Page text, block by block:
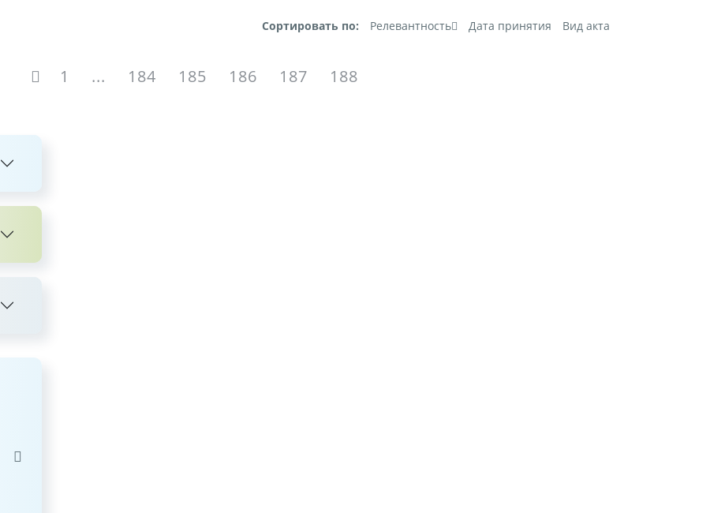
Сортировать по: Релевантность Дата принятия Вид акта
1 ... 184 185 186 187 188
Республики Беларусь